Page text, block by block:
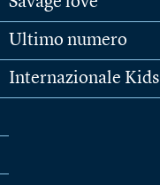
Ultimo numero
Internazionale Kids